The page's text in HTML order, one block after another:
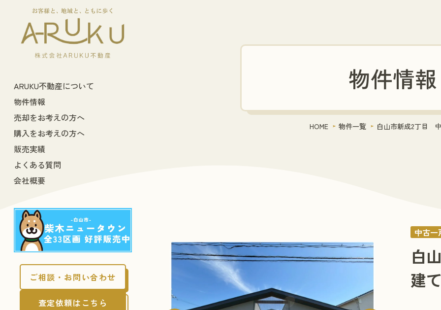
ARUKU不動産について
物件情報
売却をお考えの方へ
購入をお考えの方へ
販売実績
よくある質問
会社概要
ご相談・お問い合わせ
査定依頼はこちら
物件情報
HOME 物件一覧 白山市新成2丁目
中古一
白
建